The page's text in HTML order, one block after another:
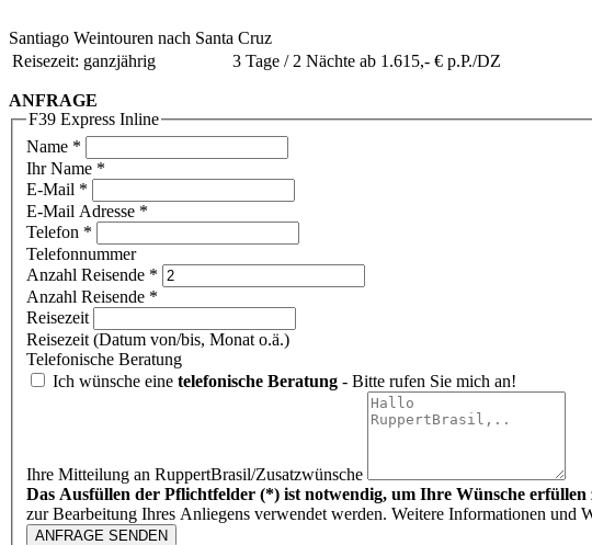
Santiago Weintouren nach Santa Cruz
Reisezeit: ganzjährig
3 Tage / 2 Nächte ab 1.615,- € p.P./DZ
ANFRAGE
F39 Express Inline
Name *
Ihr Name *
E-Mail *
E-Mail Adresse *
Telefon *
Telefonnummer
Anzahl Reisende *
Anzahl Reisende *
Reisezeit
Reisezeit (Datum von/bis, Monat o.ä.)
Telefonische Beratung
Ich wünsche eine telefonische Beratung - Bitte rufen Sie mich an!
Ihre Mitteilung an RuppertBrasil/Zusatzwünsche
Das Ausfüllen der Pflichtfelder (*) ist notwendig, um Ihre Wünsche erfüllen
zur Bearbeitung Ihres Anliegens verwendet werden. Weitere Informationen und
ANFRAGE SENDEN